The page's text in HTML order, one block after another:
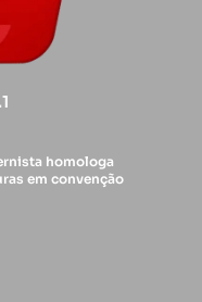
homologa
em convenção